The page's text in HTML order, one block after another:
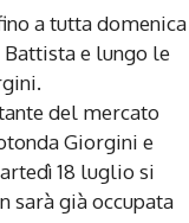
a tutta domenica
e lungo le
del mercato
Giorgini e
18 luglio si
sarà già occupata